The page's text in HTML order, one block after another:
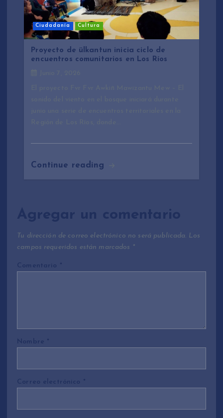
Ciudadanía Cultura
Proyecto de ülkantun inicia ciclo de
encuentros comunitarios en Los Ríos
Continue reading
Agregar un comentario
Tu dirección de correo electrónico no será publicada. Los
campos requeridos están marcados *
Comentario *
Nombre *
Correo electrónico *